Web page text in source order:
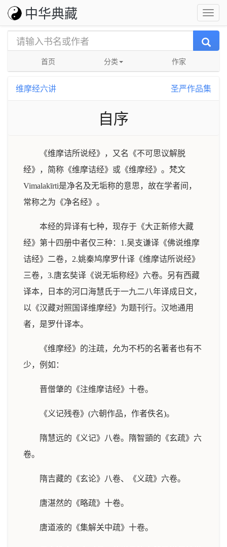
中华典藏
首页 分类 作家
维摩经六讲 圣严作品集
自序
《维摩诘所说经》，又名《不可思议解脱
经》，简称《维摩诘经》或《维摩经》。梵文
Vimalakīrti是净名及无垢称的意思，故在学者间，
常称之为《净名经》。
本经的异译有七种，现存于《大正新修大藏
经》第十四册中者仅三种：1.吴支谦译《佛说维摩
诘经》二卷，2.姚秦鸠摩罗什译《维摩诘所说经》
三卷，3.唐玄奘译《说无垢称经》六卷。另有西藏
译本，日本的河口海慧氏于一九二八年译成日文，
以《汉藏对照国译维摩经》为题刊行。汉地通用
者，是罗什译本。
《维摩经》的注疏，允为不朽的名著者也有不
少，例如：
晋僧肇的《注维摩诘经》十卷。
《义记残卷》(六朝作品，作者佚名)。
隋慧远的《义记》八卷。隋智顗的《玄疏》六
卷。
隋吉藏的《玄论》八卷、《义疏》六卷。
唐湛然的《略疏》十卷。
唐道液的《集解关中疏》十卷。